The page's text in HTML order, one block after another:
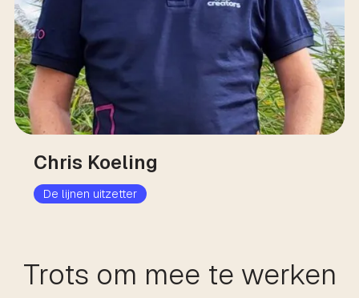
Chris Koeling
De lijnen uitzetter
Trots om mee te werken